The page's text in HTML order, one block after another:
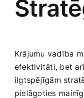
Krājumu ⁣vadība
efektivitāti, bet
ilgtspējīgām
pielāgoties⁤